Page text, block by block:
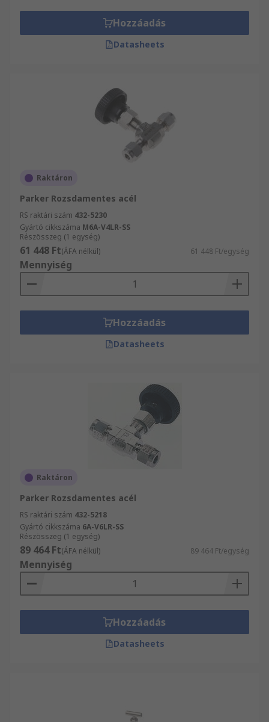
rendelkezésére. Rendeljen Tűszelepek közül még
ma és profitáljon a másnapi kiszállításból! Akár
nagy tételben vásárol, vagy csupán egy-egy
vagyunk abban, hogy termékkínálatunkban
megtalálja az igényeinek megfelelő termékeket.
Hozzáadás
Datasheets
Raktáron
Parker Rozsdamentes acél
RS raktári szám 432-5230
Gyártó cikkszáma M6A-V4LR-SS
Részösszeg (1 egység)
61 448 Ft(ÁFA nélkül) 61 448 Ft/egység
Mennyiség
Hozzáadás
Datasheets
Raktáron
Parker Rozsdamentes acél
RS raktári szám 432-5218
Gyártó cikkszáma 6A-V6LR-SS
Részösszeg (1 egység)
89 464 Ft(ÁFA nélkül) 89 464 Ft/egység
Mennyiség
Hozzáadás
Datasheets